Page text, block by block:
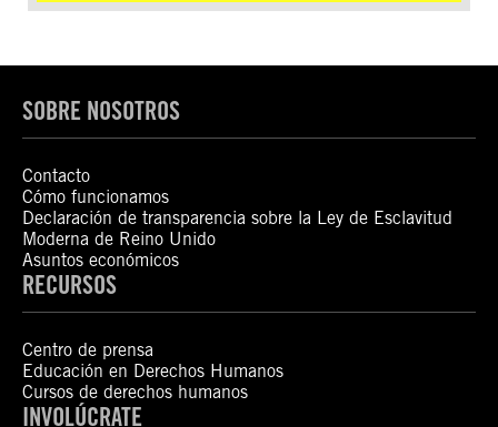
SOBRE NOSOTROS
Contacto
Cómo funcionamos
Declaración de transparencia sobre la Ley de Esclavitud
Moderna de Reino Unido
Asuntos económicos
RECURSOS
Centro de prensa
Educación en Derechos Humanos
Cursos de derechos humanos
INVOLÚCRATE